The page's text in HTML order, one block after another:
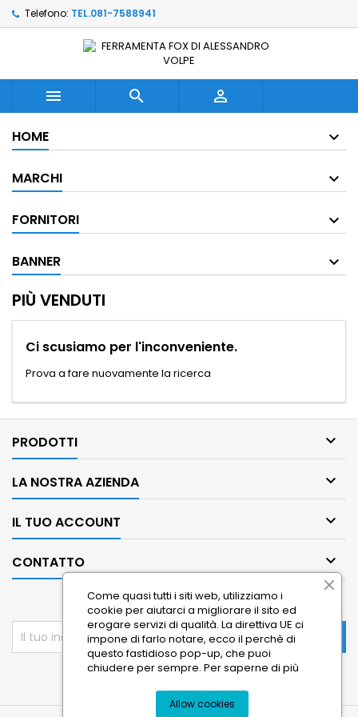
Telefono: TEL.081-7588941
  
HOME
MARCHI
FORNITORI
BANNER
PIÙ VENDUTI
Ci scusiamo per l'inconveniente.
Prova a fare nuovamente la ricerca
PRODOTTI 
LA NOSTRA AZIENDA 
IL TUO ACCOUNT 
CONTATTO 
NEWSLETTER
Come quasi tutti i siti web, utilizziamo i
cookie per aiutarci a migliorare il sito ed
erogare servizi di qualità. La direttiva UE ci
impone di farlo notare, ecco il perchè di
questo fastidioso pop-up, che puoi
chiudere per sempre. Per saperne di più
Allow cookies